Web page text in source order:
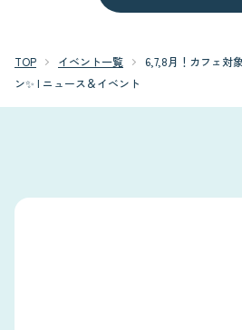
TOP イベント一覧
6,7,8月！カフェ対
ン✨ | ニュース＆イベント